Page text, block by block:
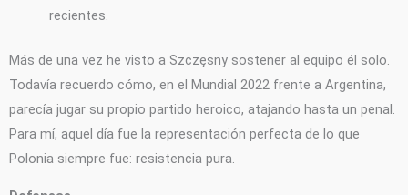
recientes.
Más de una vez he visto a Szczęsny sostener al equipo él solo.
Todavía recuerdo cómo, en el Mundial 2022 frente a Argentina,
parecía jugar su propio partido heroico, atajando hasta un penal.
Para mí, aquel día fue la representación perfecta de lo que
Polonia siempre fue: resistencia pura.